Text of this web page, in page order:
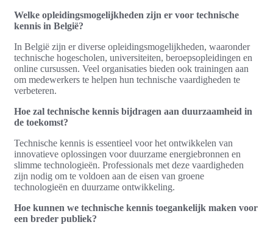
Welke opleidingsmogelijkheden zijn er voor technische
kennis in België?
In België zijn er diverse opleidingsmogelijkheden, waaronder
technische hogescholen, universiteiten, beroepsopleidingen en
online cursussen. Veel organisaties bieden ook trainingen aan
om medewerkers te helpen hun technische vaardigheden te
verbeteren.
Hoe zal technische kennis bijdragen aan duurzaamheid in
de toekomst?
Technische kennis is essentieel voor het ontwikkelen van
innovatieve oplossingen voor duurzame energiebronnen en
slimme technologieën. Professionals met deze vaardigheden
zijn nodig om te voldoen aan de eisen van groene
technologieën en duurzame ontwikkeling.
Hoe kunnen we technische kennis toegankelijk maken voor
een breder publiek?